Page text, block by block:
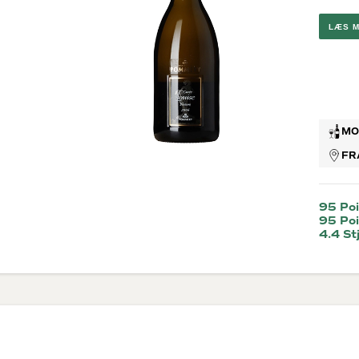
LÆS
95
95
4.4